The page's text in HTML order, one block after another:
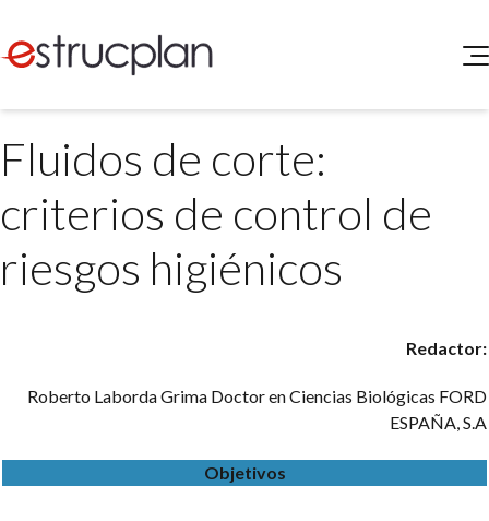
SERVICIOS
Medio Ambiente
Legislación
INGRESAR
Portal de Clientes
Buscador de Legislación
Fluidos de corte:
criterios de control de
riesgos higiénicos
Redactor:
Roberto Laborda Grima Doctor en Ciencias Biológicas FORD
ESPAÑA, S.A
Objetivos